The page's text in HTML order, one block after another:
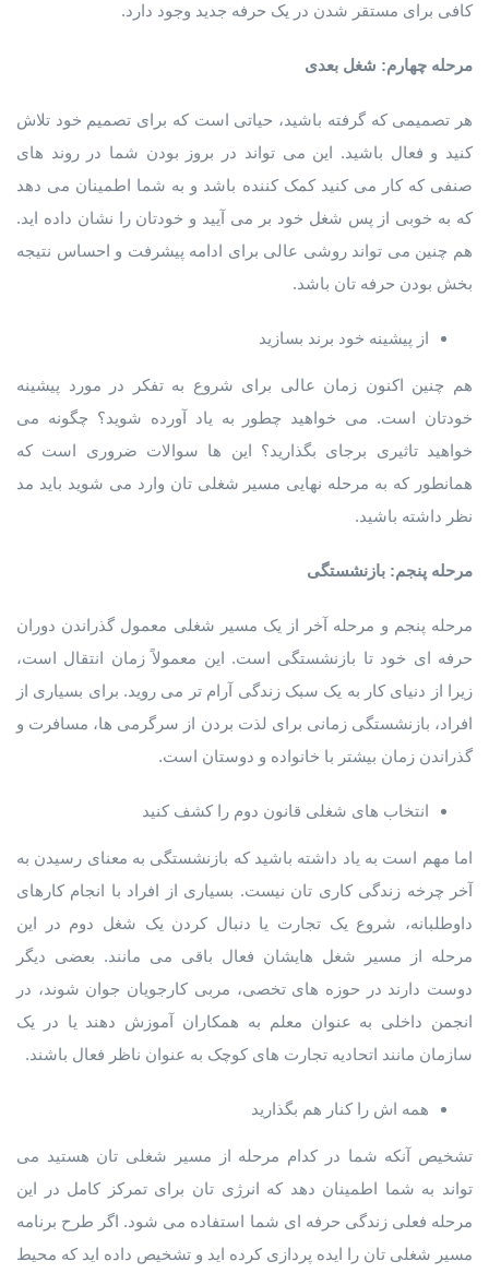
کافی برای مستقر شدن در یک حرفه جدید وجود دارد.
مرحله چهارم: شغل بعدی
هر تصمیمی که گرفته باشید، حیاتی است که برای تصمیم خود تلاش
کنید و فعال باشید. این می تواند در بروز بودن شما در روند های
صنفی که کار می کنید کمک کننده باشد و به شما اطمینان می دهد
که به خوبی از پس شغل خود بر می آیید و خودتان را نشان داده اید.
هم چنین می تواند روشی عالی برای ادامه پیشرفت و احساس نتیجه
بخش بودن حرفه تان باشد.
از پیشینه خود برند بسازید
هم چنین اکنون زمان عالی برای شروع به تفکر در مورد پیشینه
خودتان است. می خواهید چطور به یاد آورده شوید؟ چگونه می
خواهید تاثیری برجای بگذارید؟ این ها سوالات ضروری است که
همانطور که به مرحله نهایی مسیر شغلی تان وارد می شوید باید مد
نظر داشته باشید.
مرحله پنجم: بازنشستگی
مرحله پنجم و مرحله آخر از یک مسیر شغلی معمول گذراندن دوران
حرفه ای خود تا بازنشستگی است. این معمولاً زمان انتقال است،
زیرا از دنیای کار به یک سبک زندگی آرام تر می روید. برای بسیاری از
افراد، بازنشستگی زمانی برای لذت بردن از سرگرمی ها، مسافرت و
گذراندن زمان بیشتر با خانواده و دوستان است.
انتخاب های شغلی قانون دوم را کشف کنید
اما مهم است به یاد داشته باشید که بازنشستگی به معنای رسیدن به
آخر چرخه زندگی کاری تان نیست. بسیاری از افراد با انجام کارهای
داوطلبانه، شروع یک تجارت یا دنبال کردن یک شغل دوم در این
مرحله از مسیر شغل هایشان فعال باقی می مانند. بعضی دیگر
دوست دارند در حوزه های تخصی، مربی کارجویان جوان شوند، در
انجمن داخلی به عنوان معلم به همکاران آموزش دهند یا در یک
سازمان مانند اتحادیه تجارت های کوچک به عنوان ناظر فعال باشند.
همه اش را کنار هم بگذارید
تشخیص آنکه شما در کدام مرحله از مسیر شغلی تان هستید می
تواند به شما اطمینان دهد که انرژی تان برای تمرکز کامل در این
مرحله فعلی زندگی حرفه ای شما استفاده می شود. اگر طرح برنامه
مسیر شغلی تان را ایده پردازی کرده اید و تشخیص داده اید که محیط